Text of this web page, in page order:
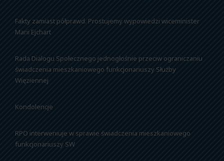
Fakty zamiast półprawd. Prostujemy wypowiedzi wiceminister
Marii Ejchart
Rada Dialogu Społecznego jednogłośnie przeciw ograniczaniu
świadczenia mieszkaniowego funkcjonariuszy Służby
Więziennej
Kondolencje
RPO interweniuje w sprawie świadczenia mieszkaniowego
funkcjonariuszy SW